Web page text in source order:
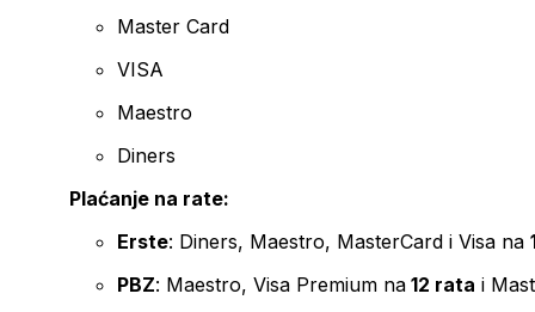
Master Card
VISA
Maestro
Diners
Plaćanje na rate:
Erste: Diners, Maestro, MasterCard i Visa na
PBZ: Maestro, Visa Premium na 12 rata i